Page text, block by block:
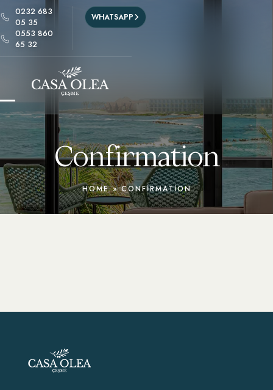
0232 683
05 35
0553 860
65 32
WHATSAPP
Confirmation
HOME»CONFIRMATION